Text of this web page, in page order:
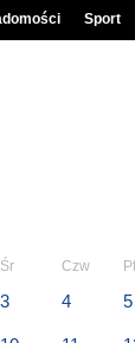
Sport
Śr Czw Pt
3 4 5